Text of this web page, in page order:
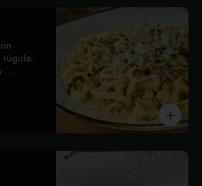
rúgula.